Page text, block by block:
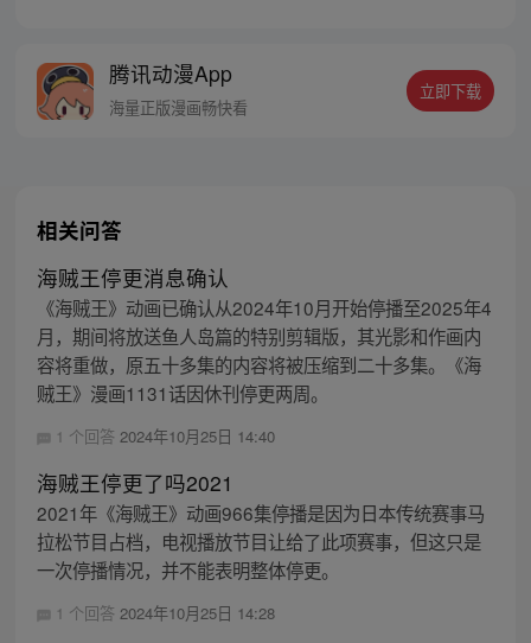
十年后，路飞为实现与因救他而断臂的杰克
斯的约定而出海，开始了以成为海盗王为目
腾讯动漫App
海量正版漫画畅快看
立即下载
相关问答
海贼王停更消息确认
《海贼王》动画已确认从2024年10月开始停播至2025年4
月，期间将放送鱼人岛篇的特别剪辑版，其光影和作画内
容将重做，原五十多集的内容将被压缩到二十多集。《海
贼王》漫画1131话因休刊停更两周。
1 个回答 2024年10月25日 14:40
海贼王停更了吗2021
2021年《海贼王》动画966集停播是因为日本传统赛事马
拉松节目占档，电视播放节目让给了此项赛事，但这只是
一次停播情况，并不能表明整体停更。
1 个回答 2024年10月25日 14:28